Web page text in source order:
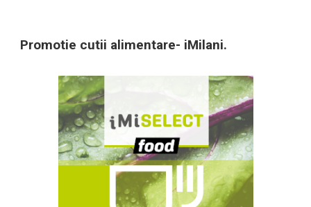
Promotie cutii alimentare- iMilani.